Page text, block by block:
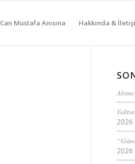
Can Mustafa Anısına Hakkında &
2026
2026